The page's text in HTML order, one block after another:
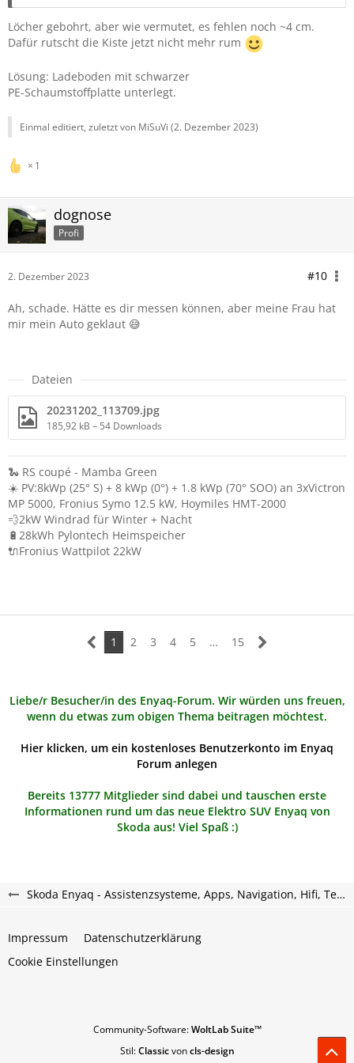
Löcher gebohrt, aber wie vermutet, es fehlen noch ~4 cm.
Dafür rutscht die Kiste jetzt nicht mehr rum
Lösung: Ladeboden mit schwarzer
PE-Schaumstoffplatte unterlegt.
Einmal editiert, zuletzt von MiSuVi (2. Dezember 2023)
1
dognose
Profi
2. Dezember 2023 #10
Ah, schade. Hätte es dir messen können, aber meine Frau hat
mir mein Auto geklaut 😅
Dateien
20231202_113709.jpg
185,92 kB – 54 Downloads
🐍 RS coupé - Mamba Green
☀️ PV:8kWp (25° S) + 8 kWp (0°) + 1.8 kWp (70° SOO) an 3xVictron
MP 5000, Fronius Symo 12.5 kW, Hoymiles HMT-2000
💨2kW Windrad für Winter + Nacht
🔋28kWh Pylontech Heimspeicher
🔌Fronius Wattpilot 22kW
1 2 3 4 5 … 15
Liebe/r Besucher/in des Enyaq-Forum. Wir würden uns freuen,
wenn du etwas zum obigen Thema beitragen möchtest.
Hier klicken, um ein kostenloses Benutzerkonto im Enyaq
Forum anlegen
Bereits 13777 Mitglieder sind dabei und tauschen erste
Informationen rund um das neue Elektro SUV Enyaq von
Skoda aus! Viel Spaß :)
Skoda Enyaq - Assistenzsysteme, Apps, Navigation, Hifi, Telefon, Multimedia.
Impressum
Datenschutzerklärung
Cookie Einstellungen
Community-Software:WoltLab Suite™
Stil:Classicvoncls-design